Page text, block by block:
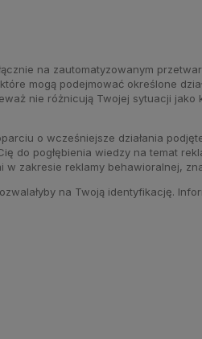
na zautomatyzowanym
mogą podejmować określone
nie różnicują Twojej sytuacji
o wcześniejsze działania
do pogłębienia wiedzy na temat
zakresie reklamy behawioralnej,
na Twoją identyfikację.